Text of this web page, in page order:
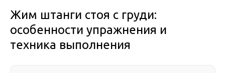
Жим штанги стоя с груди:
особенности упражнения и
техника выполнения